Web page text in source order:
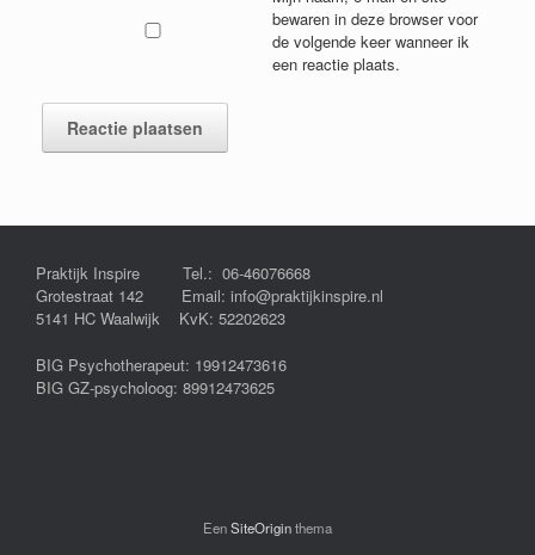
bewaren in deze browser voor
de volgende keer wanneer ik
een reactie plaats.
Praktijk Inspire Tel.: 06-46076668
Grotestraat 142 Email: info@praktijkinspire.nl
5141 HC Waalwijk KvK: 52202623
BIG Psychotherapeut: 19912473616
BIG GZ-psycholoog: 89912473625
EenSiteOriginthema